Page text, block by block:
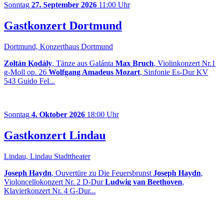
Sonntag 27. September 2026 11:00 Uhr
Gastkonzert Dortmund
Dortmund, Konzerthaus Dortmund
Zoltán Kodály, Tänze aus Galánta Max Bruch, Violinkonzert Nr.1
g-Moll op. 26 Wolfgang Amadeus Mozart, Sinfonie Es-Dur KV
543 Guido Fel...
Sonntag 4. Oktober 2026 18:00 Uhr
Gastkonzert Lindau
Lindau, Lindau Stadttheater
Joseph Haydn, Ouvertüre zu Die Feuersbrunst Joseph Haydn,
Violoncellokonzert Nr. 2 D-DurLudwig van Beethoven,
Klavierkonzert Nr. 4 G-Dur...